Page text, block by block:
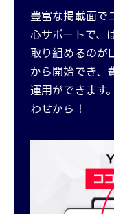
豊富な掲載面で
心サポートで、
取り組めるのが
から開始でき、
運用ができます
わせから！